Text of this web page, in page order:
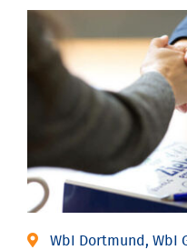
WbI Dortmund, WbI